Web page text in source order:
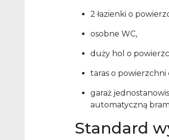
2 łazienki o
osobne WC,
duży hol o
taras o powierzchni
garaż
automatyczną
Standard